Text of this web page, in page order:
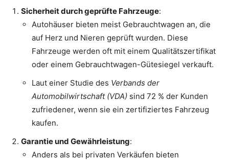
Sicherheit durch geprüfte Fahrzeuge:
Autohäuser bieten meist Gebrauchtwagen an, die
auf Herz und Nieren geprüft wurden. Diese
Fahrzeuge werden oft mit einem Qualitätszertifikat
oder einem Gebrauchtwagen-Gütesiegel verkauft.
Laut einer Studie des Verbands der
Automobilwirtschaft (VDA) sind 72 % der Kunden
zufriedener, wenn sie ein zertifiziertes Fahrzeug
kaufen.
Garantie und Gewährleistung:
Anders als bei privaten Verkäufen bieten